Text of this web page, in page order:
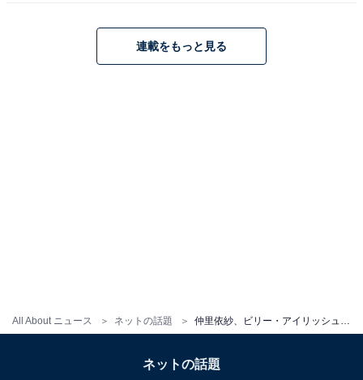
All About ニュース ネットの話題
連載をもっと見る
ネットの話題